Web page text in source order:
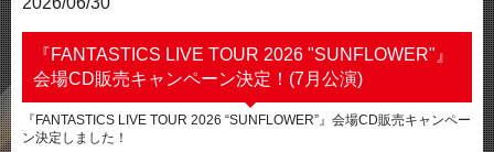
『FANTASTICS LIVE TOUR 2026 "SUNFLOWER"』
会場CD販売キャンペーン決定！(7月公演)
『FANTASTICS LIVE TOUR 2026 “SUNFLOWER”』会場CD販売キャンペー
ン決定しました！